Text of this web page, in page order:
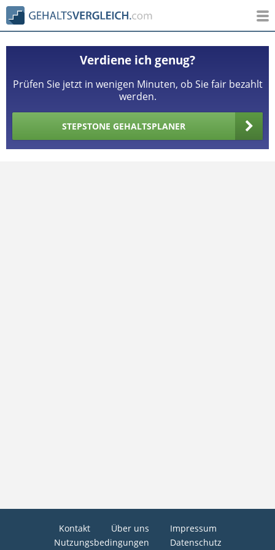
Verdiene ich genug?
Prüfen Sie jetzt in wenigen Minuten, ob Sie fair bezahlt
werden.
STEPSTONE GEHALTSPLANER
Kontakt Über uns
Impressum
Nutzungsbedingungen
Datenschutz